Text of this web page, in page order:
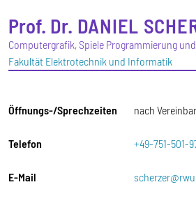
Prof. Dr. DANIEL
Computergrafik, Spiele Programmierung
Fakultät Elektrotechnik und Informatik
Öffnungs-/Sprechzeiten nach
Telefon +49-751-501-
E-Mail